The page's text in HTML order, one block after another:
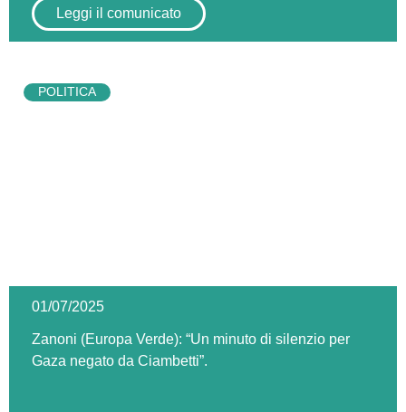
Leggi il comunicato
01/07/2025
Zanoni (Europa Verde): “Un minuto di silenzio per
Gaza negato da Ciambetti”.
POLITICA